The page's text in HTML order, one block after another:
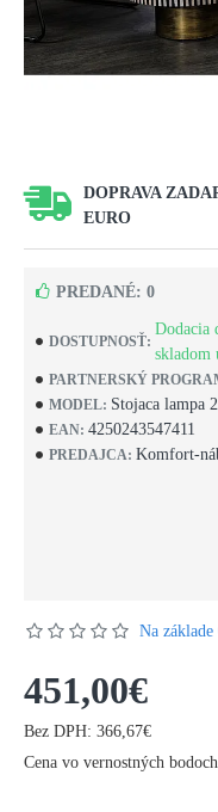
DOPRAVA
EURO
DOSTUPNOSŤ:
Dodacia
skladom
PARTNERSKÝ
MODEL: Stojaca lampa
EAN: 4250243547411
PREDAJCA: Komfort-
PREDANÉ: 0
Na
451,00€
Bez DPH: 366,67€
Cena vo vernostných